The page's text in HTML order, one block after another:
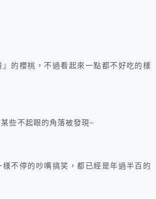
』的櫻桃，不過看起來一點都不好吃的樣
些不起眼的角落被發現~
樣不停的吵嘴搞笑，都已經是年過半百的